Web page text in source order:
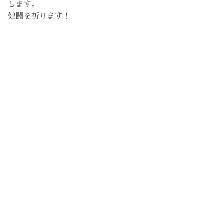
します。
健闘を祈ります！